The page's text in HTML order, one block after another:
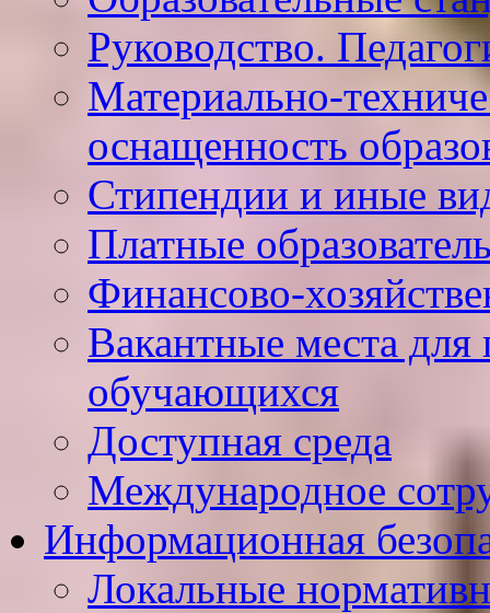
Руководство.
Материально-
оснащенность
Стипендии и иные
Платные
Финансово-
Вакантные места для
обучающихся
Доступная среда
Международное
Информационная
Локальные